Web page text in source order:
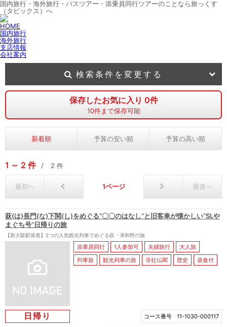
国内旅行・海外旅行・バスツアー・添乗員同行ツアーのことなら旅っくす
（タビックス）へ
HOME
国内旅行
海外旅行
支店情報
会社案内
保存したお気に入り 0件
10件まで保存可能
新着順 予算の安い順 予算の高い順
1 2 件 2 件
最初へ 1 最後へ
萩(は)長門(な)下関(し)をめぐる“〇〇のはなし”と旧客車が懐かしい“SLや
まぐち号”日帰りの旅
【新大阪駅発着】2つの人気観光列車でめぐる萩・津和野の旅
添乗員同行 1人参加可 夫婦旅行
大人旅
列車旅
観光列車の旅 寺社仏閣 歴史 昼食付
日帰り コース番号 11-1030-000117
検索条件を変更する